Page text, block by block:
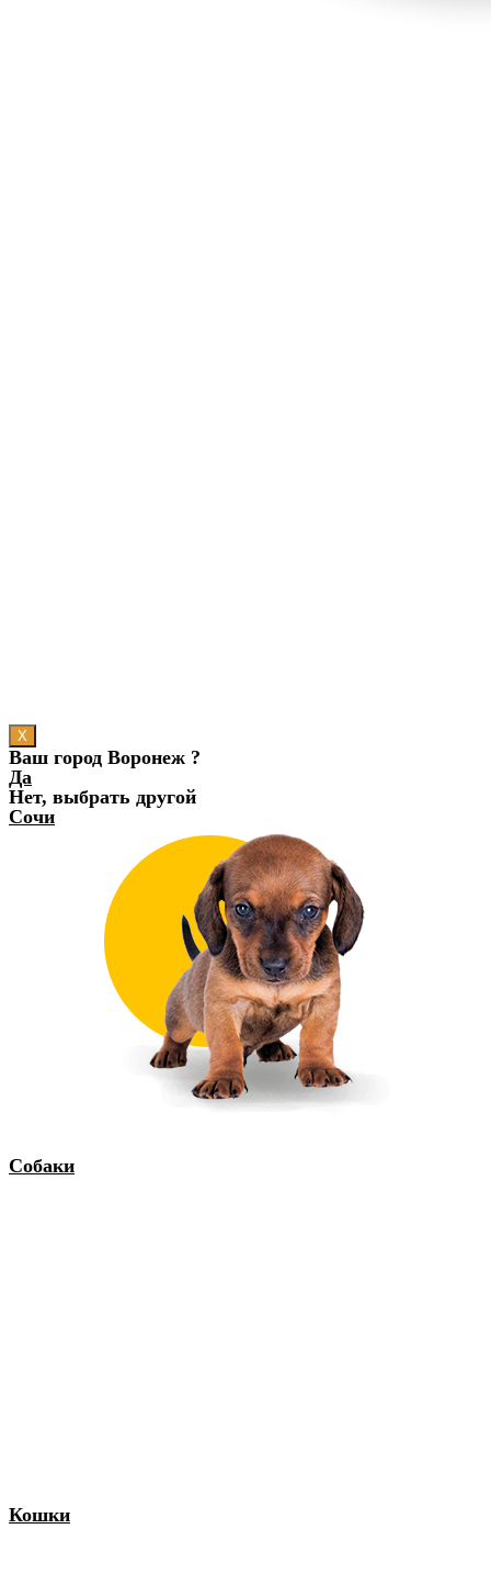
X
Ваш город Воронеж ?
Да
Нет, выбрать другой
Сочи
Собаки
Кошки